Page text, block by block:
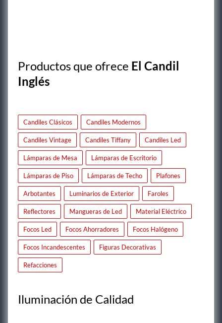
Productos que ofrece El Candil
Inglés
Candiles Clásicos Candiles Modernos
Candiles Vintage Candiles Tiffany Candiles Led
Lámparas de Mesa Lámparas de Escritorio
Lámparas de Piso Lámparas de Techo Plafones
Arbotantes Luminarios de Exterior Faroles
Reflectores Mangueras de Led Material Eléctrico
Focos Led Focos Ahorradores Focos Halógeno
Focos Incandescentes Figuras Decorativas
Refacciones
Iluminación de Calidad